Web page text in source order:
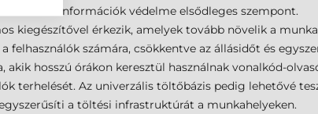
szállítási információk védelme elsődleges szempont.
kiegészítővel érkezik, amelyek tovább növelik a
számára, csökkentve az állásidőt és
hosszú órákon keresztül használnak vonalkód-
terhelését. Az univerzális töltőbázis pedig lehetővé
a töltési infrastruktúrát a munkahelyeken.